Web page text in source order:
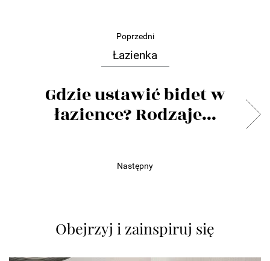
Poprzedni
Łazienka
Gdzie ustawić bidet w
łazience? Rodzaje...
Następny
Obejrzyj i zainspiruj się